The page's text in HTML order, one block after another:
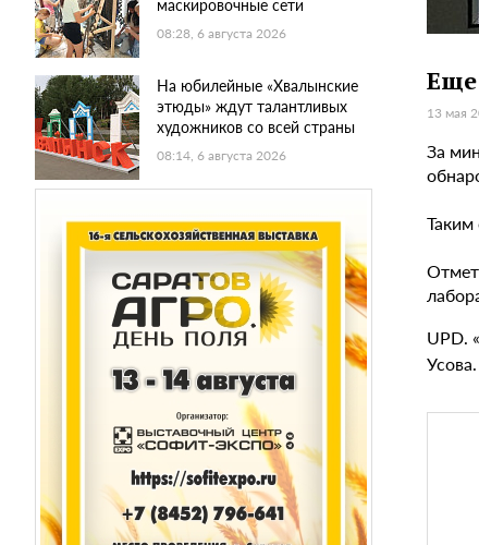
маскировочные сети
08:28, 6 августа 2026
На юбилейные «Хвалынские
этюды» ждут талантливых
художников со всей страны
08:14, 6 августа 2026
Еще
13 мая
За
UPD.
Усова.